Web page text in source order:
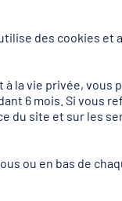
chinois mais aussi
illustrent chacune
Jeux Paralympiques
chinoise. Selon
et le dynamisme des
des cookies
la vie privée, vous
6 mois. Si vous
du site et sur les
ou en bas de